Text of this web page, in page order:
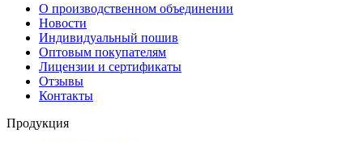
О производственном объединении
Новости
Индивидуальный пошив
Оптовым покупателям
Лицензии и сертификаты
Отзывы
Контакты
Продукция